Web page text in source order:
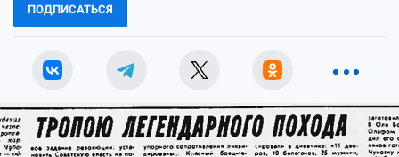
ПОДПИСАТЬСЯ